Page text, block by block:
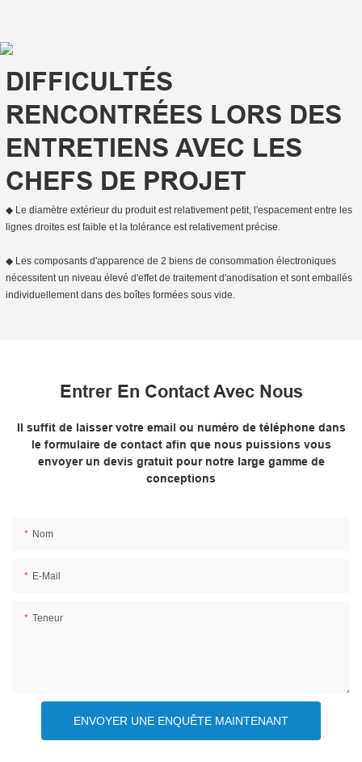
DIFFICULTÉS
RENCONTRÉES LORS DES
ENTRETIENS AVEC LES
CHEFS DE PROJET
◆ Le diamètre extérieur du produit est relativement petit, l'espacement entre les
lignes droites est faible et la tolérance est relativement précise.
◆ Les composants d'apparence de 2 biens de consommation électroniques
nécessitent un niveau élevé d'effet de traitement d'anodisation et sont emballés
individuellement dans des boîtes formées sous vide.
Entrer En Contact Avec Nous
Il suffit de laisser votre email ou numéro de téléphone dans
le formulaire de contact afin que nous puissions vous
envoyer un devis gratuit pour notre large gamme de
conceptions
Nom
E-Mail
Teneur
ENVOYER UNE ENQUÊTE MAINTENANT